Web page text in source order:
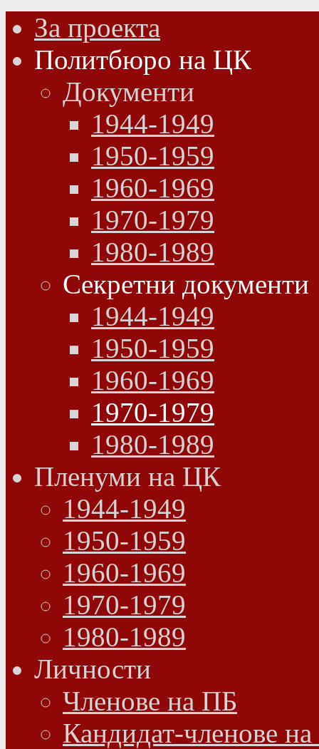
За проекта
Политбюро на ЦК
Документи
1944-1949
1950-1959
1960-1969
1970-1979
1980-1989
Секретни документи
1944-1949
1950-1959
1960-1969
1970-1979
1980-1989
Пленуми на ЦК
1944-1949
1950-1959
1960-1969
1970-1979
1980-1989
Личности
Членове на ПБ
Кандидат-членове